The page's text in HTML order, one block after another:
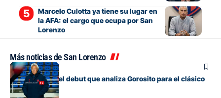
Marcelo Culotta ya tiene su lugar en
la AFA: el cargo que ocupa por San
Lorenzo
Más noticias de San Lorenzo
Fútbol
Los cambios y el debut que analiza Gorosito para el clásico
con Huracán